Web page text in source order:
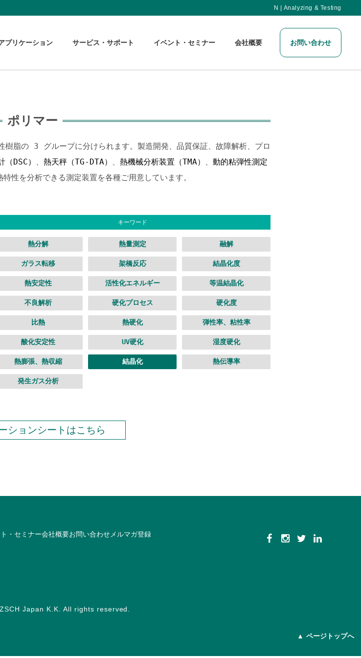
N | Analyzing & Testing
プリケーション サービス・サポート イベント・セミナー 会社概要 お問い合わせ
ポリマー
樹脂の 3 グループに分けられます。製造開発、品質保証、故障解析、プロ
DSC） 、 熱天秤（TG-DTA） 、 熱機械分析装置（TMA） 、 動的粘弾性測定
特性を分析できる測定装置を各種ご用意しています。
キーワード
熱分解 熱量測定 融解
ガラス転移 架橋反応 結晶化度
熱安定性 活性化エネルギー 等温結晶化
不良解析 硬化プロセス 硬化度
比熱 熱硬化 弾性率、粘性率
酸化安定性 UV硬化 湿度硬化
熱膨張、熱収縮 結晶化 熱伝導率
発生ガス分析
ションシートはこちら
ページトップへ
・セミナー会社概要お問い合わせ メルマガ登録
Japan K.K. All rights reserved.